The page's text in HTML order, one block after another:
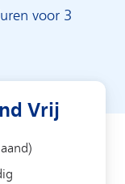
voor 3
Vrij